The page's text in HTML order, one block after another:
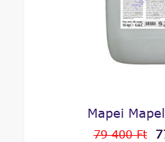
Mapei
79 400 Ft